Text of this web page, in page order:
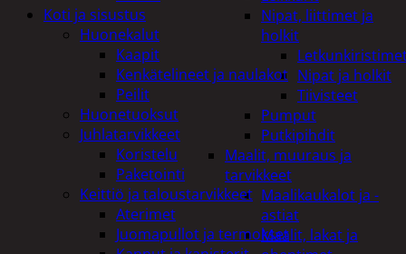
Nipat, liittimet ja
holkit
Nipat ja holkit
Tiivisteet
Pumput
Putkipihdit
Maalit, muuraus ja
tarvikkeet
Maalikaukalot ja -
astiat
Maalit, lakat ja
Koti ja sisustus
Huonekalut
Kaapit
Kenkätelineet ja naulakot
Peilit
Huonetuoksut
Juhlatarvikkeet
Koristelu
Paketointi
Keittiö ja taloustarvikkeet
Aterimet
Juomapullot ja termokset